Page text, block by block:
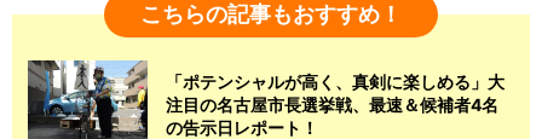
こちらの記事もおすすめ！
「ポテンシャルが高く、真剣に楽しめる」大
注目の名古屋市長選挙戦、最速＆候補者4名
の告示日レポート！